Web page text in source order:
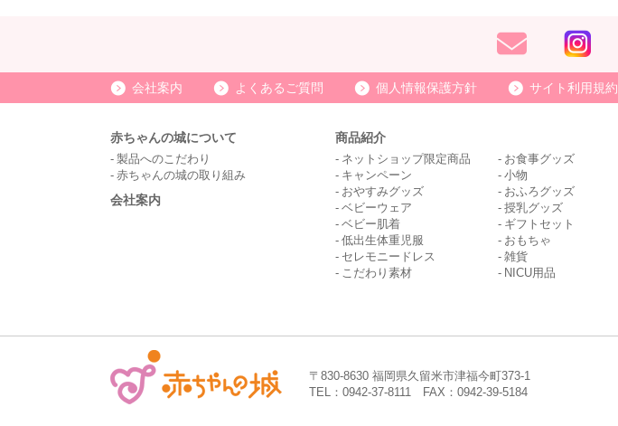
会社案内 よくあるご質問 個人情報保護方針 サイト利用規約
赤ちゃんの城について
製品へのこだわり
赤ちゃんの城の取り組み
会社案内
商品紹介
ネットショップ限定商品
キャンペーン
おやすみグッズ
ベビーウェア
ベビー肌着
低出生体重児服
セレモニードレス
こだわり素材
お食事グッズ
小物
おふろグッズ
授乳グッズ
ギフトセット
おもちゃ
雑貨
NICU用品
〒830-8630 福岡県久留米市津福今町373-1
TEL：0942-37-8111 FAX：0942-39-5184